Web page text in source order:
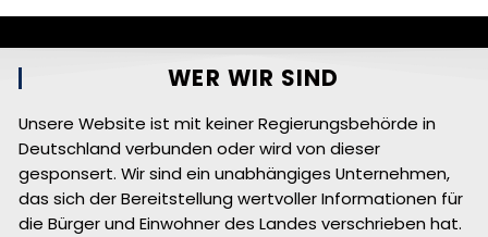
WER WIR SIND
Unsere Website ist mit keiner Regierungsbehörde in
Deutschland verbunden oder wird von dieser
gesponsert. Wir sind ein unabhängiges Unternehmen,
das sich der Bereitstellung wertvoller Informationen für
die Bürger und Einwohner des Landes verschrieben hat.